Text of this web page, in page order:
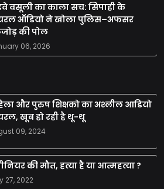
वसूली का काला सच: सिपाही के
ऑडियो ने खोला पुलिस–अफसर
की पोल
06, 2026
और पुरुष शिक्षको का अश्लील आडियो
खूब हो रही है थू-थू
09, 2024
की मौत, हत्या है या आत्महत्या ?
27, 2022